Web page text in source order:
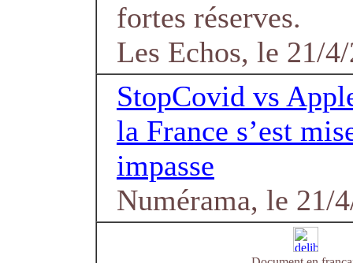
fortes réserves.
Les Echos, le 21/
StopCovid vs
la France s’est
impasse
Numérama, le 21/